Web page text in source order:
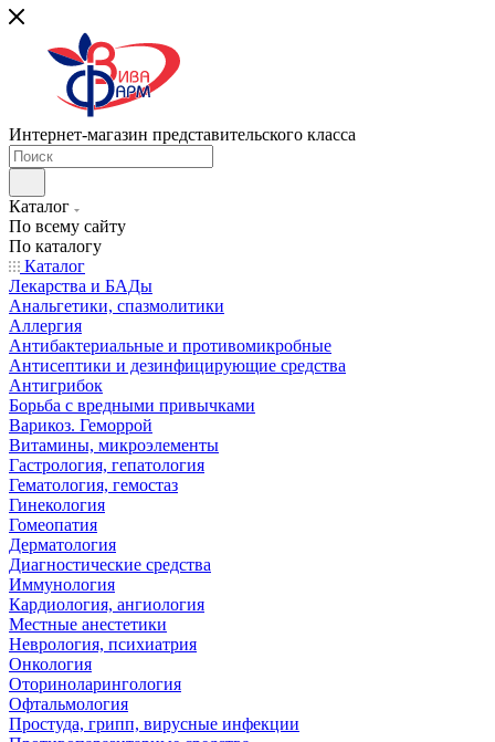
Интернет-магазин представительского класса
Каталог
По всему сайту
По каталогу
Каталог
Лекарства и БАДы
Анальгетики, спазмолитики
Аллергия
Антибактериальные и противомикробные
Антисептики и дезинфицирующие средства
Антигрибок
Борьба с вредными привычками
Варикоз. Геморрой
Витамины, микроэлементы
Гастрология, гепатология
Гематология, гемостаз
Гинекология
Гомеопатия
Дерматология
Диагностические средства
Иммунология
Кардиология, ангиология
Местные анестетики
Неврология, психиатрия
Онкология
Оториноларингология
Офтальмология
Простуда, грипп, вирусные инфекции